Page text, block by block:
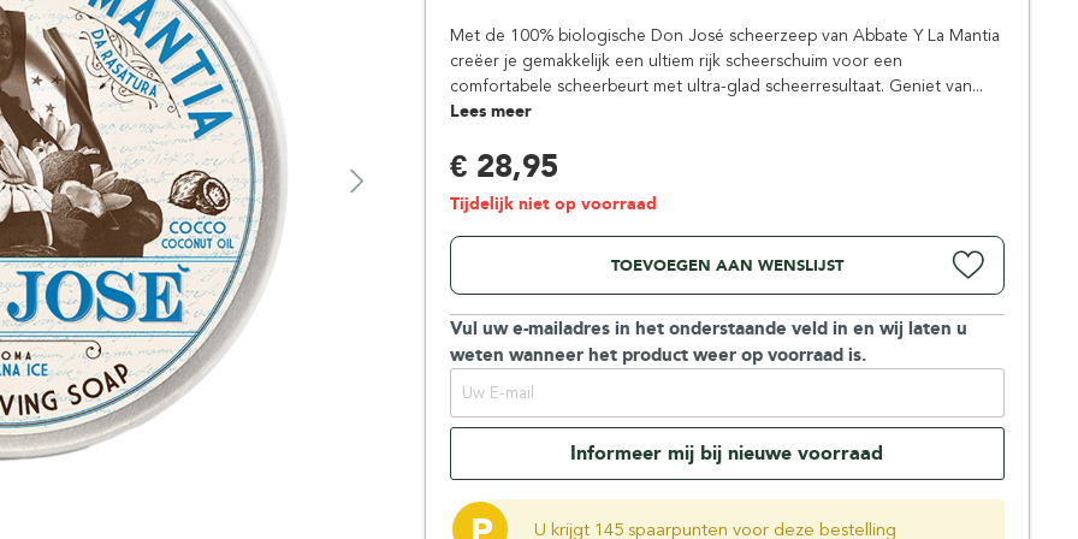
Floris London
Gentlemen's Tonic
Giesen & Forsthoff
Gillette
Henson Shaving
Herold Solingen
Kasho Kai
Personna
Proraso
Stirling Soap Company
St. James of London
Met de 100% biologische Don José scheerzeep van Abbate Y La Mantia
creëer je gemakkelijk een ultiem rijk scheerschuim voor een
comfortabele scheerbeurt met ultra-glad scheerresultaat. Geniet van...
Lees meer
€ 28,95
Tijdelijk niet op voorraad
TOEVOEGEN AAN WENSLIJST
Vul uw e-mailadres in het onderstaande veld in en wij laten u
weten wanneer het product weer op voorraad is.
Informeer mij bij nieuwe voorraad
U krijgt 145 spaarpunten voor deze bestelling